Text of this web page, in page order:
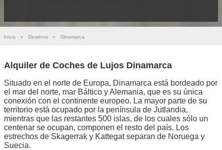
Inicio » Destinos » Dinamarca
Alquiler de Coches de Lujos Dinamarca
Situado en el norte de Europa, Dinamarca está bordeado por
el mar del norte, mar Báltico y Alemania, que es su única
conexión con el continente europeo. La mayor parte de su
territorio está ocupado por la península de Jutlandia,
mientras que las restantes 500 islas, de los cuales sólo un
centenar se ocupan, componen el resto del país. Los
estrechos de Skagerrak y Kattegat separan de Noruega y
Suecia.